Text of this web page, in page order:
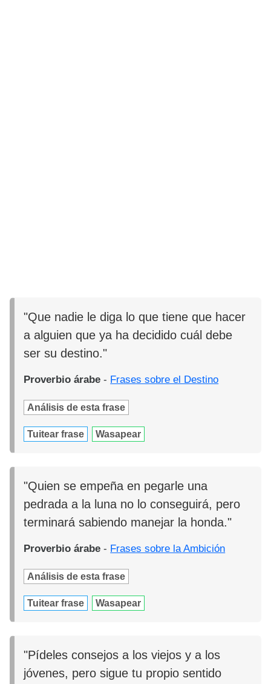
"Que nadie le diga lo que tiene que hacer
a alguien que ya ha decidido cuál debe
ser su destino."
Proverbio árabe - Frases sobre el Destino
Análisis de esta frase
Tuitear frase Wasapear
"Quien se empeña en pegarle una
pedrada a la luna no lo conseguirá, pero
terminará sabiendo manejar la honda."
Proverbio árabe - Frases sobre la Ambición
Análisis de esta frase
Tuitear frase Wasapear
"Pídeles consejos a los viejos y a los
jóvenes, pero sigue tu propio sentido